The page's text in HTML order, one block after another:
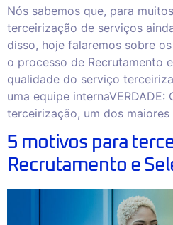
Nós sabemos que, para
terceirização de serviços
disso, hoje falaremos sobre
o processo de Recrutamento
qualidade do serviço
uma equipe internaVERDADE:
terceirização, um dos
5 motivos para
Recrutamento e